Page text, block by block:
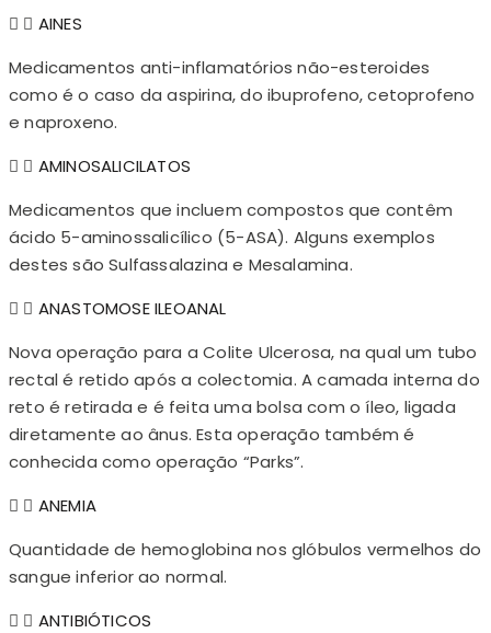
AINES
Medicamentos anti-inflamatórios não-esteroides
como é o caso da aspirina, do ibuprofeno, cetoprofeno
e naproxeno.
AMINOSALICILATOS
Medicamentos que incluem compostos que contêm
ácido 5-aminossalicílico (5-ASA). Alguns exemplos
destes são Sulfassalazina e Mesalamina.
ANASTOMOSE ILEOANAL
Nova operação para a Colite Ulcerosa, na qual um tubo
rectal é retido após a colectomia. A camada interna do
reto é retirada e é feita uma bolsa com o íleo, ligada
diretamente ao ânus. Esta operação também é
conhecida como operação “Parks”.
ANEMIA
Quantidade de hemoglobina nos glóbulos vermelhos do
sangue inferior ao normal.
ANTIBIÓTICOS